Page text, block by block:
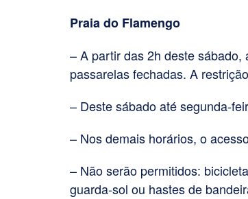
Praia do Flamengo
– A partir das 2h deste
passarelas fechadas. A
– Deste sábado até segunda-
– Nos demais horários, o
– Não serão permitidos:
guarda-sol ou hastes de